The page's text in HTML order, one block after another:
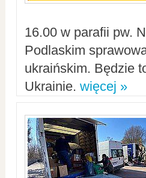
16.00 w parafii pw.
Podlaskim
ukraińskim. Będzie
Ukrainie. więcej »